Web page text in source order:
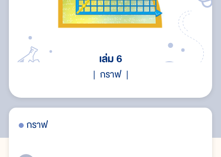
เล่ม 6
กราฟ
กราฟ